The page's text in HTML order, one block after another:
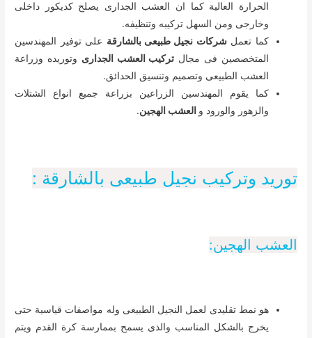
الحرارة العالية كما ان العشب الجدارى يصلح كديكور داخلى
وخارجى ومن السهل تركيبه وتنظيفه.
كما تعملشركات نجيل طبيعى بالشارقة على توفير المهندسين
المتخصصين فى مجال تركيب العشب الجدارى وتوريده وزراعة
العشب الطبيعى وتصميم وتنسيق الحدائق.
كما يقوم المهندسين الزراعين بزراعة جميع انواع الشتلات
والزهور والورود و العشب الهجين.
توريد وتركيب نجيل طبيعى بالشارقة :
العشب الهجين:
هو نمط تقليدى لعمل النجيل الطبيعى وله مواصفات قياسية حتى
يخرج بالشكل المناسب والذى يسمح بممارسة كرة القدم ويتم